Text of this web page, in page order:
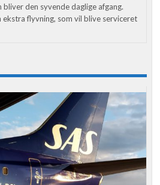
bliver den syvende daglige afgang.
ekstra flyvning, som vil blive serviceret